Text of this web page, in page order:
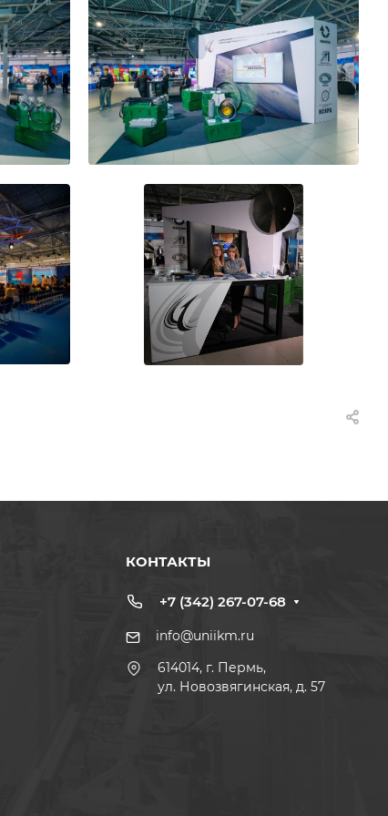
КОНТАКТЫ
+7 (342) 267-07-68
info@uniikm.ru
614014, г. Пермь,
ул. Новозвягинская, д. 57